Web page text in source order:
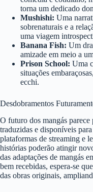
torna um dedicado
Mushishi: Uma
sobrenaturais e a
uma viagem
Banana Fish: Um
amizade em meio a
Prison School: Uma
situações
ecchi.
Desdobramentos
O futuro dos mangás parece
traduzidas e disponíveis
plataformas de streaming e
histórias poderão atingir
das adaptações de mangás
bem recebidas, espera-se
das obras originais,